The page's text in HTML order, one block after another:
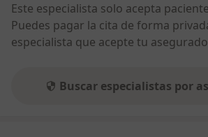
Este especialista solo acepta
Puedes pagar la cita de forma
especialista que acepte tu
Buscar especialistas por